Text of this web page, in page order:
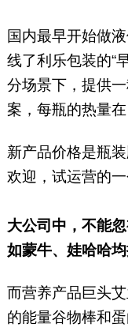
国内最早开始做
线了利乐包装的“
分场景下，提供
案，每瓶的热量在
新产品价格是瓶
欢迎，试运营的
大公司中，不能
如蒙牛、娃哈哈
而营养产品巨头
的能量谷物棒和